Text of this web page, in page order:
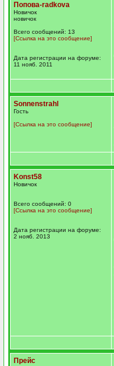
Попова-radkova
Новичок
новичок
Всего сообщений: 13
[Ссылка на это сообщение]
Дата регистрации на форуме:
11 нояб. 2011
Sonnenstrahl
Гость
[Ссылка на это сообщение]
Konst58
Новичок
Всего сообщений: 0
[Ссылка на это сообщение]
Дата регистрации на форуме:
2 нояб. 2013
Прейс